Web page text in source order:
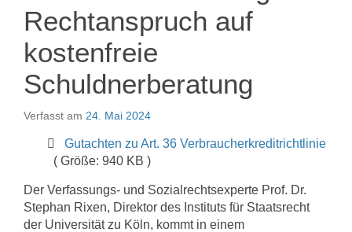
Rechtanspruch auf
kostenfreie
Schuldnerberatung
Verfasst am 24. Mai 2024
Gutachten zu Art. 36 Verbraucherkreditrichtlinie
( Größe: 940 KB )
Der Verfassungs- und Sozialrechtsexperte Prof. Dr.
Stephan Rixen, Direktor des Instituts für Staatsrecht
der Universität zu Köln, kommt in einem